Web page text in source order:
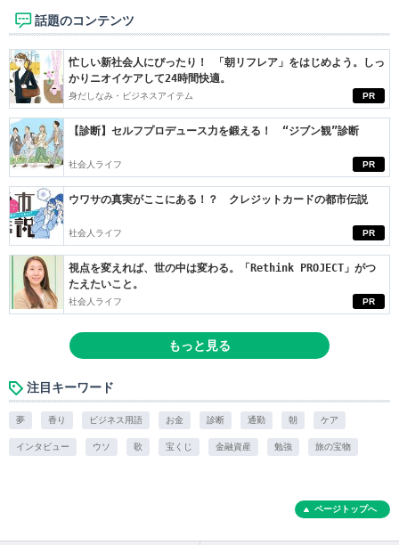
話題のコンテンツ
PR
忙しい新社会人にぴったり！ 「朝リフレア」をはじめよう。しっ
かりニオイケアして24時間快適。
身だしなみ・ビジネスアイテム
PR
【診断】セルフプロデュース力を鍛える！ “ジブン観”診断
社会人ライフ
PR
ウワサの真実がここにある！？ クレジットカードの都市伝説
社会人ライフ
PR
視点を変えれば、世の中は変わる。「Rethink PROJECT」がつ
たえたいこと。
社会人ライフ
もっと見る
注目キーワード
夢 香り ビジネス用語 お金 診断 通勤 朝 ケア
インタビュー ウソ 歌 宝くじ 金融資産 勉強 旅の宝物
ページトップへ